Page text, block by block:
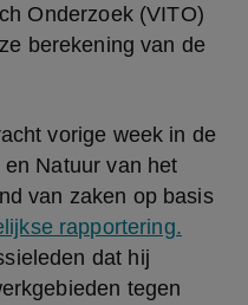
Onderzoek (VITO)
berekening van de
vorige week in de
Natuur van het
van zaken op basis
rapportering.
dat hij
tegen